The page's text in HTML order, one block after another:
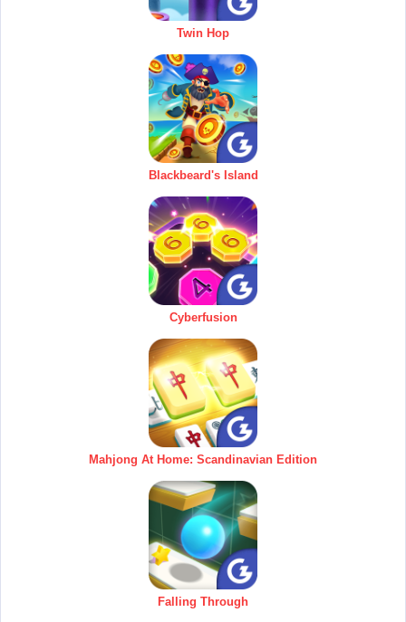
Twin Hop
Blackbeard's Island
Cyberfusion
Mahjong At Home: Scandinavian Edition
Falling Through